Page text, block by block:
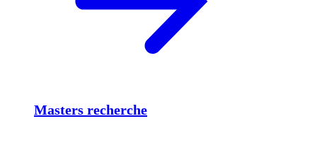
Masters recherche